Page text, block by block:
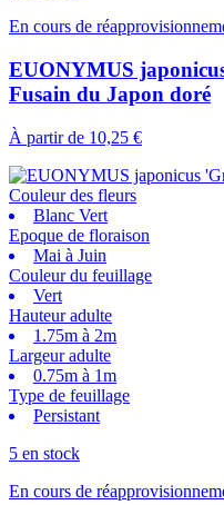
En cours de
EUONYMUS
Fusain du Japon doré
À partir de 10,25 €
Couleur des fleurs
Blanc Vert
Epoque de floraison
Mai à Juin
Couleur du feuillage
Vert
Hauteur adulte
1.75m à 2m
Largeur adulte
0.75m à 1m
Type de feuillage
Persistant
5 en stock
En cours de